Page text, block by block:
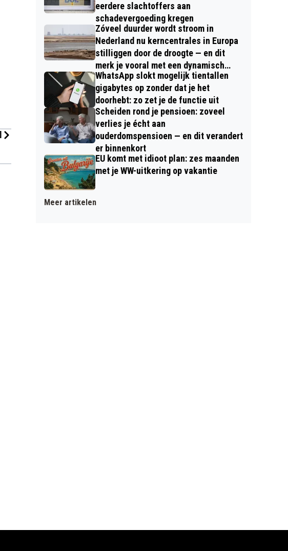
eerdere slachtoffers aan
schadevergoeding kregen
Zóveel duurder wordt stroom in
Nederland nu kerncentrales in Europa
stilliggen door de droogte — en dit
merk je vooral met een dynamisch
contract
WhatsApp slokt mogelijk tientallen
gigabytes op zonder dat je het
doorhebt: zo zet je de functie uit
Scheiden rond je pensioen: zoveel
verlies je écht aan
ouderdomspensioen — en dit verandert
er binnenkort
EU komt met idioot plan: zes maanden
met je WW-uitkering op vakantie
Meer artikelen